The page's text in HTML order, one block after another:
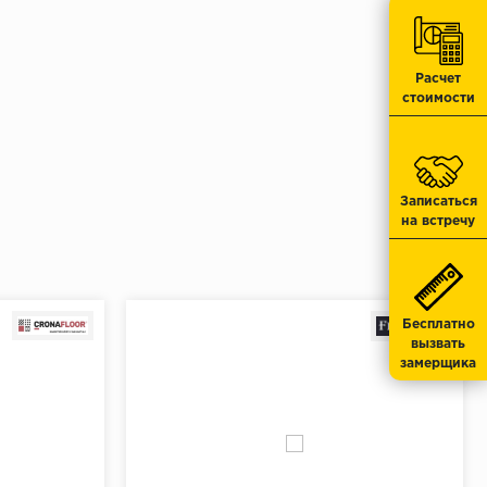
Расчет
стоимости
Записаться
на встречу
Бесплатно
вызвать
замерщика